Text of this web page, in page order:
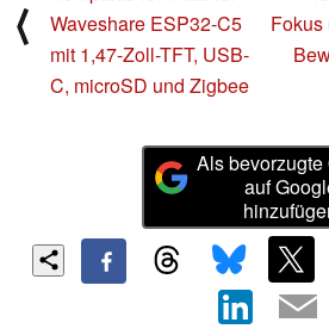
⟨
Waveshare ESP32-C5
mit 1,47-Zoll-TFT, USB-
C, microSD und Zigbee
Fokus
Als
auf